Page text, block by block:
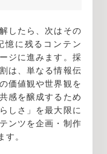
したら、次はその
憶に残るコンテン
ジに進みます。採
は、単なる情報伝
価値観や世界観を
感を醸成するため
しさ」を最大限に
ンツを企画・制作
。